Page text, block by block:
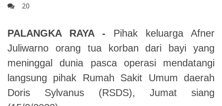
20
PALANGKA RAYA - Pihak keluarga Afner
Juliwarno orang tua korban dari bayi yang
meninggal dunia pasca operasi mendatangi
langsung pihak Rumah Sakit Umum daerah
Doris Sylvanus (RSDS), Jumat siang